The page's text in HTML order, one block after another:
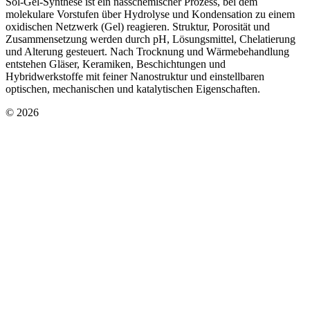
molekulare Vorstufen über Hydrolyse und Kondensation zu einem
oxidischen Netzwerk (Gel) reagieren. Struktur, Porosität und
Zusammensetzung werden durch pH, Lösungsmittel, Chelatierung
und Alterung gesteuert. Nach Trocknung und Wärmebehandlung
entstehen Gläser, Keramiken, Beschichtungen und
Hybridwerkstoffe mit feiner Nanostruktur und einstellbaren
optischen, mechanischen und katalytischen Eigenschaften.
© 2026